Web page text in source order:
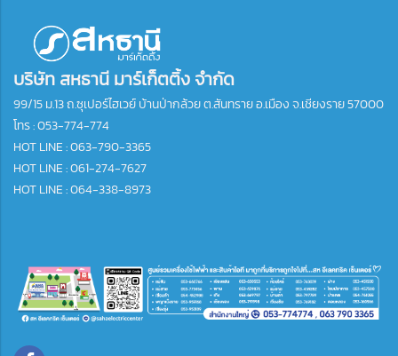
บริษัท สหธานี มาร์เก็ตติ้ง จำกัด
99/15 ม.13 ถ.ซุเปอร์ไฮเวย์ บ้านป่ากล้วย ต.สันทราย อ.เมือง จ.เชียงราย 57000
โทร :053-774-774
HOT LINE : 063-790-3365
HOT LINE : 061-274-7627
HOT LINE : 064-338-8973